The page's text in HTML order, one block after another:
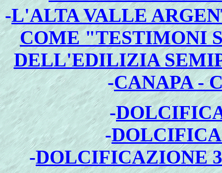
-L'ALTA VALLE
COME "TESTIMONI
DELL'EDILIZIA
-CANAPA -
-
-
-DOLCIFICAZIONE